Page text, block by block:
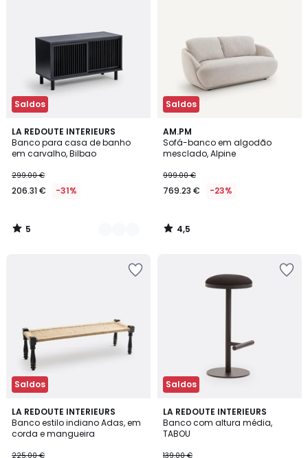
Saldos
LA REDOUTE INTERIEURS
Banco para casa de banho
em carvalho, Bilbao
299.00 €
206.31 € -31%
5
/
5
2
Cores
5
/
Saldos
AM.PM
Sofá-banco em algodão
mesclado, Alpine
999.00 €
769.23 € -23%
4,5
/ 5
4,5
/
Saldos
LA REDOUTE INTERIEURS
Banco estilo indiano Adas, em
corda e mangueira
225.00 €
4,6
/ 5
Saldos
LA REDOUTE INTERIEURS
Banco com altura média,
TABOU
139.00 €
4,2
/ 5